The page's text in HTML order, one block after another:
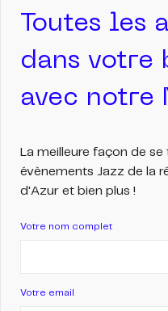
Toutes les
dans votre
avec notre
La meilleure façon de
évènements Jazz de la
d'Azur et bien plus !
Votre nom complet
Votre email